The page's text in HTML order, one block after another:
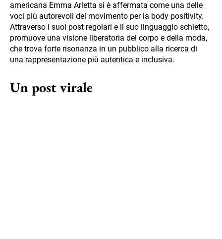
americana Emma Arletta si è affermata come una delle
voci più autorevoli del movimento per la body positivity.
Attraverso i suoi post regolari e il suo linguaggio schietto,
promuove una visione liberatoria del corpo e della moda,
che trova forte risonanza in un pubblico alla ricerca di
una rappresentazione più autentica e inclusiva.
Un post virale